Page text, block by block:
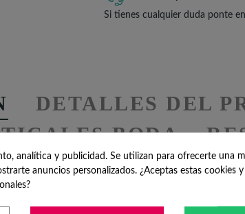
Si tienes cualquier duda ponte
DETALLES DEL
BODA
para una
analítica y publicidad. Se utilizan para ofrecerte una
anuncios personalizados. ¿Aceptas estas cookies y